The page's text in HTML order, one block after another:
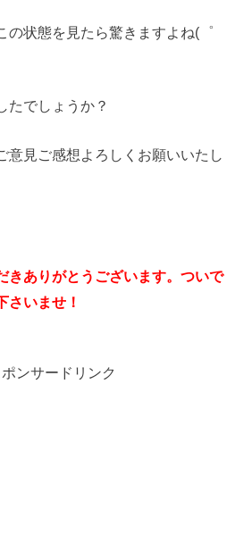
の状態を見たら驚きますよね(゜
たでしょうか？
意見ご感想よろしくお願いいたし
きありがとうございます。ついで
さいませ！
ポンサードリンク